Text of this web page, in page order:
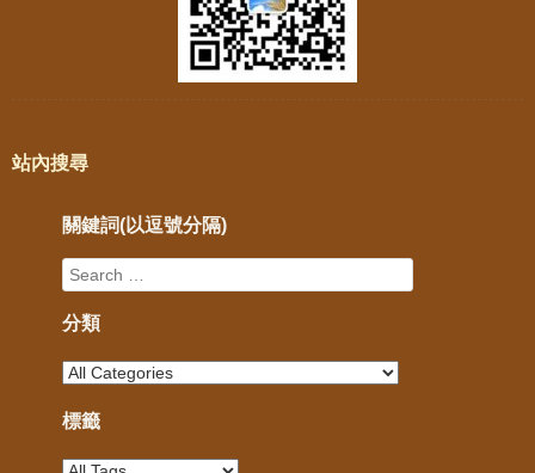
站內搜尋
關鍵詞(以逗號分隔)
分類
標籤